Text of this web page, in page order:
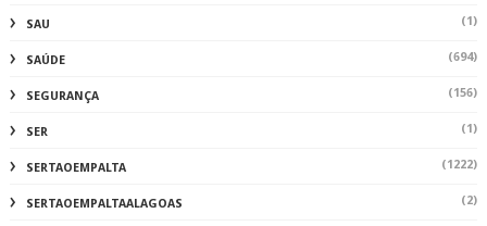
SAU (1)
SAÚDE (694)
SEGURANÇA (156)
SER (1)
SERTAOEMPALTA (1222)
SERTAOEMPALTAALAGOAS (2)